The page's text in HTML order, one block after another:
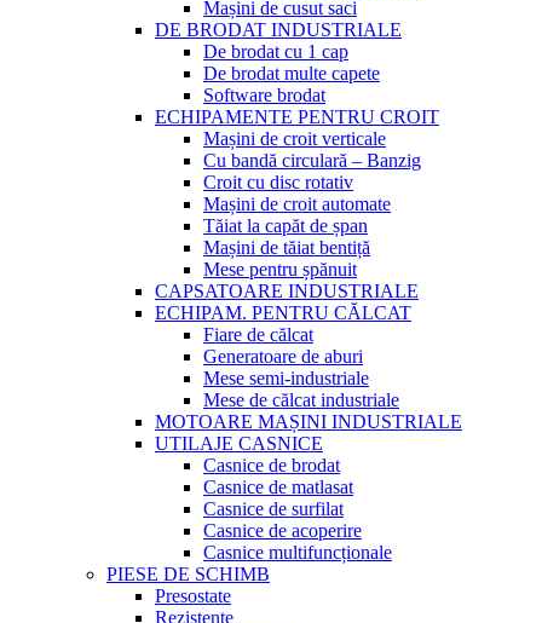
Mașini de cusut saci
DE BRODAT INDUSTRIALE
De brodat cu 1 cap
De brodat multe capete
Software brodat
ECHIPAMENTE PENTRU CROIT
Mașini de croit verticale
Cu bandă circulară – Banzig
Croit cu disc rotativ
Mașini de croit automate
Tăiat la capăt de șpan
Mașini de tăiat bentiță
Mese pentru șpănuit
CAPSATOARE INDUSTRIALE
ECHIPAM. PENTRU CĂLCAT
Fiare de călcat
Generatoare de aburi
Mese semi-industriale
Mese de călcat industriale
MOTOARE MAȘINI INDUSTRIALE
UTILAJE CASNICE
Casnice de brodat
Casnice de matlasat
Casnice de surfilat
Casnice de acoperire
Casnice multifuncționale
PIESE DE SCHIMB
Presostate
Rezistențe